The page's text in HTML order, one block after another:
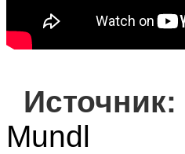
Источник:
Mundl